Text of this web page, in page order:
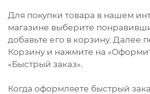
Для покупки товара в нашем
магазине выберите
добавьте его в корзину. Далее
Корзину и нажмите на
«Быстрый заказ».
Когда оформляете быстрый